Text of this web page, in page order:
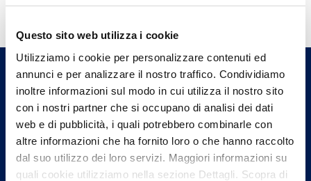
Questo sito web utilizza i cookie
Utilizziamo i cookie per personalizzare contenuti ed
annunci e per analizzare il nostro traffico. Condividiamo
inoltre informazioni sul modo in cui utilizza il nostro sito
con i nostri partner che si occupano di analisi dei dati
web e di pubblicità, i quali potrebbero combinarle con
altre informazioni che ha fornito loro o che hanno raccolto
dal suo utilizzo dei loro servizi. Maggiori informazioni su
quali cookie utilizziamo nella sezione Dettagli. Scopra di
Trova l'Agenzia più vicina a te e parla con
un nostro Agente.
Contattaci